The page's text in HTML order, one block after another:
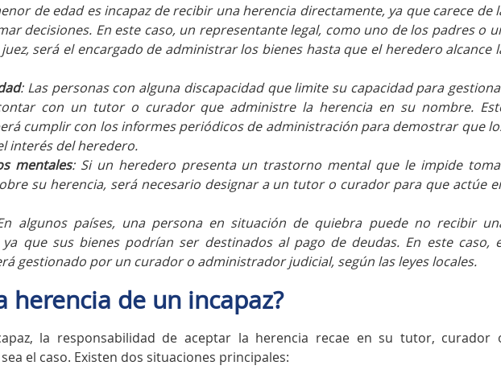
de edad es incapaz de recibir una herencia directamente, ya que carece de
decisiones. En este caso, un representante legal, como uno de los padres o
será el encargado de administrar los bienes hasta que el heredero alcance
: Las personas con alguna discapacidad que limite su capacidad para
con un tutor o curador que administre la herencia en su nombre.
cumplir con los informes periódicos de administración para demostrar que
interés del heredero.
mentales: Si un heredero presenta un trastorno mental que le impide
su herencia, será necesario designar a un tutor o curador para que actúe
algunos países, una persona en situación de quiebra puede no recibir
que sus bienes podrían ser destinados al pago de deudas. En este caso,
gestionado por un curador o administrador judicial, según las leyes locales.
herencia de un incapaz?
la responsabilidad de aceptar la herencia recae en su tutor, curador
el caso. Existen dos situaciones principales: